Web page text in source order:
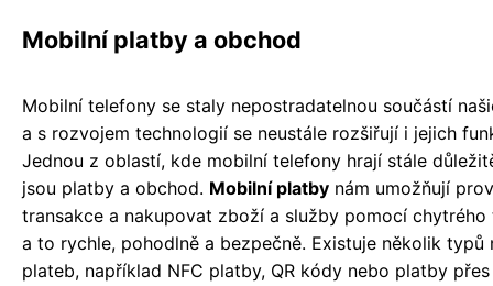
Mobilní platby a obchod
Mobilní telefony se staly nepostradatelnou součástí
a s rozvojem technologií se neustále rozšiřují i jejich
Jednou z oblastí, kde mobilní telefony hrají stále
jsou platby a obchod. Mobilní platby nám umožňují
transakce a nakupovat zboží a služby pomocí chytrého
a to rychle, pohodlně a bezpečně. Existuje několik typů
plateb, například NFC platby, QR kódy nebo platby